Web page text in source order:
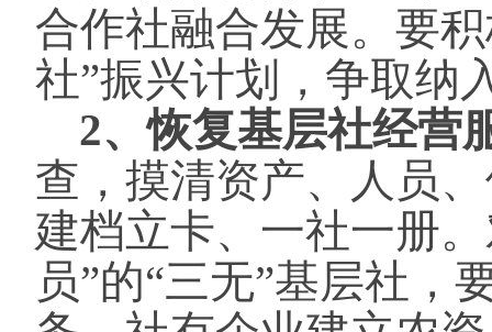
合作社融合发展。要
社”振兴计划，争取纳
2、恢复基层社经营
查，摸清资产、人员
建档立卡、一社一册
员”的“三无”基层社，